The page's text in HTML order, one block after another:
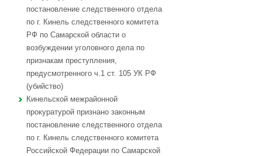
постановление следственного отдела
по г. Кинель следственного комитета
РФ по Самарской области о
возбуждении уголовного дела по
признакам преступления,
предусмотренного ч.1 ст. 105 УК РФ
(убийство)
Кинельской межрайонной
прокуратурой признано законным
постановление следственного отдела
по г. Кинель следственного комитета
Российской Федерации по Самарской